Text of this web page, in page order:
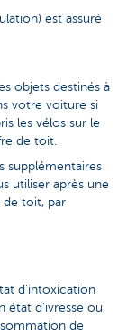
est assuré
objets destinés à
votre voiture si
les vélos sur le
de toit.
supplémentaires
utiliser après une
de toit, par
d'intoxication
état d'ivresse ou
de